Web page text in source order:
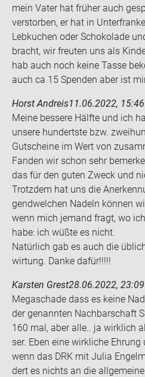
mein Vater hat frü­her auch
ver­stor­ben, er hat in
Leb­ku­chen oder Scho­ko­la­de
bracht, wir freu­ten uns als
hab auch noch keine Tasse
auch ca 15 Spen­den aber ist
Horst Andreis11.06.2022,
Meine bes­se­re Hälf­te und ich
un­se­re hun­derts­te bzw.
Gut­schei­ne im Wert von
Fan­den wir schon sehr
das für den guten Zweck und
Trotz­dem hat uns die
gend­wel­chen Na­deln kön­nen
wenn mich je­mand fragt, wo
habe: ich wüßte es nicht.
Na­tür­lich gab es auch die
wir­tung. Danke dafür!!!!!
Karsten Grest28.06.2022,
Me­ga­scha­de dass es keine
der ge­nann­ten Nach­bar­schaft
160 mal, aber alle.. ja wirk­lich
ser. Eben eine wirk­li­che
wenn das DRK mit Julia
dert es nichts an die